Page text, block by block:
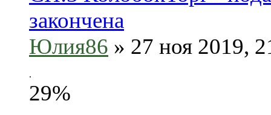
закончена
Юлия86 » 27 ноя 2019,
.
29%